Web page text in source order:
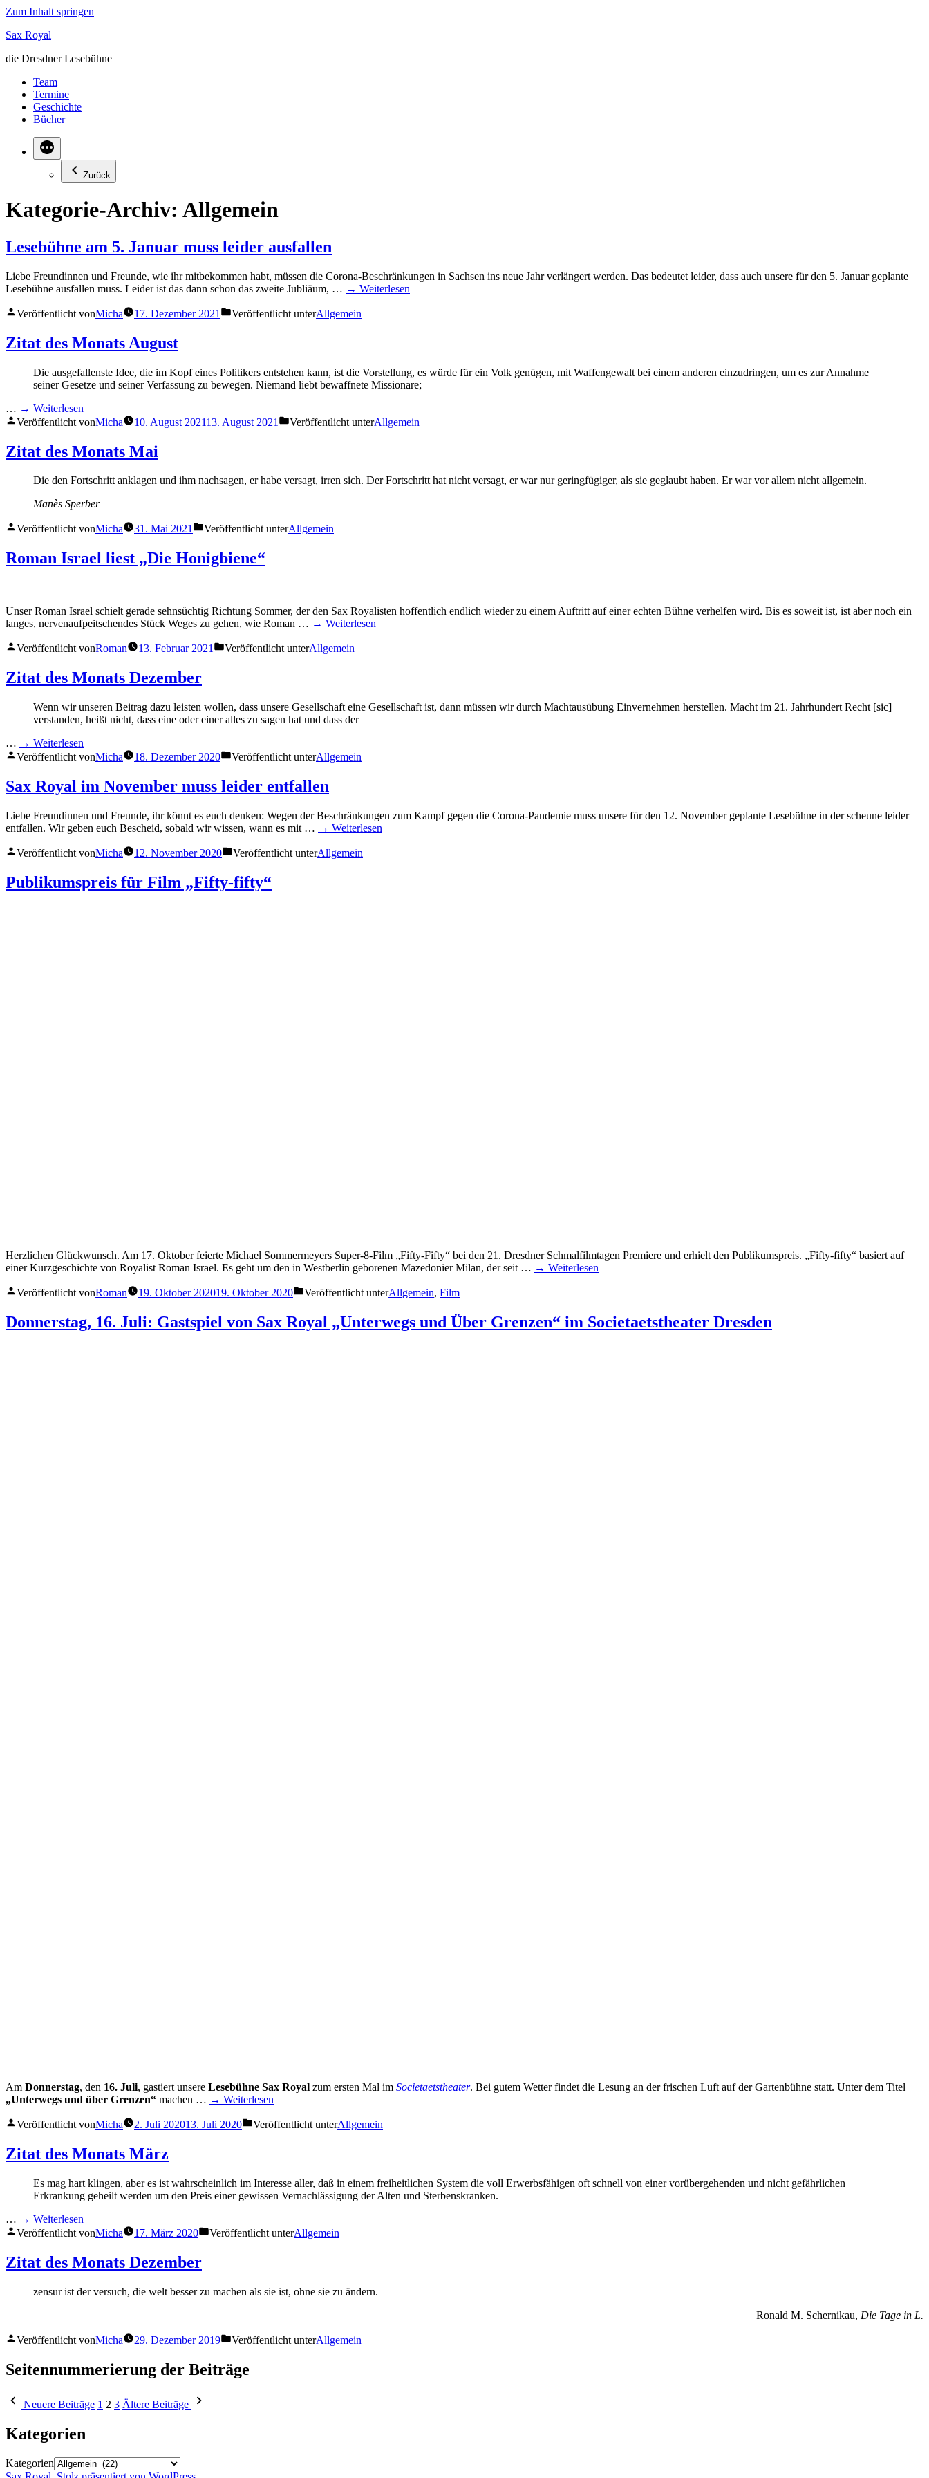
Zum Inhalt springen
Sax Royal
die Dresdner Lesebühne
Team
Termine
Geschichte
Bücher
Zurück
Kategorie-Archiv: Allgemein
Lesebühne am 5. Januar muss leider ausfallen
Liebe Freundinnen und Freunde, wie ihr mitbekommen habt, müssen die Corona-Beschränkungen in Sachsen ins neue Jahr verlängert werden. Das bedeutet leider, dass auch unsere für den 5. Januar geplante
Lesebühne ausfallen muss. Leider ist das dann schon das zweite Jubliäum, … → Weiterlesen
Veröffentlicht vonMicha 17. Dezember 2021 Veröffentlicht unterAllgemein
Zitat des Monats August
Die ausgefallenste Idee, die im Kopf eines Politikers entstehen kann, ist die Vorstellung, es würde für ein Volk genügen, mit Waffengewalt bei einem anderen einzudringen, um es zur Annahme
seiner Gesetze und seiner Verfassung zu bewegen. Niemand liebt bewaffnete Missionare;
… → Weiterlesen
Veröffentlicht vonMicha 10. August 202113. August 2021 Veröffentlicht unterAllgemein
Zitat des Monats Mai
Die den Fortschritt anklagen und ihm nachsagen, er habe versagt, irren sich. Der Fortschritt hat nicht versagt, er war nur geringfügiger, als sie geglaubt haben. Er war vor allem nicht allgemein.
Manès Sperber
Veröffentlicht vonMicha 31. Mai 2021 Veröffentlicht unterAllgemein
Roman Israel liest „Die Honigbiene“
Unser Roman Israel schielt gerade sehnsüchtig Richtung Sommer, der den Sax Royalisten hoffentlich endlich wieder zu einem Auftritt auf einer echten Bühne verhelfen wird. Bis es soweit ist, ist aber noch ein
langes, nervenaufpeitschendes Stück Weges zu gehen, wie Roman … → Weiterlesen
Veröffentlicht vonRoman 13. Februar 2021 Veröffentlicht unterAllgemein
Zitat des Monats Dezember
Wenn wir unseren Beitrag dazu leisten wollen, dass unsere Gesellschaft eine Gesellschaft ist, dann müssen wir durch Machtausübung Einvernehmen herstellen. Macht im 21. Jahrhundert Recht [sic]
verstanden, heißt nicht, dass eine oder einer alles zu sagen hat und dass der
… → Weiterlesen
Veröffentlicht vonMicha 18. Dezember 2020 Veröffentlicht unterAllgemein
Sax Royal im November muss leider entfallen
Liebe Freundinnen und Freunde, ihr könnt es euch denken: Wegen der Beschränkungen zum Kampf gegen die Corona-Pandemie muss unsere für den 12. November geplante Lesebühne in der scheune leider
entfallen. Wir geben euch Bescheid, sobald wir wissen, wann es mit … → Weiterlesen
Veröffentlicht vonMicha 12. November 2020 Veröffentlicht unterAllgemein
Publikumspreis für Film „Fifty-fifty“
Herzlichen Glückwunsch. Am 17. Oktober feierte Michael Sommermeyers Super-8-Film „Fifty-Fifty“ bei den 21. Dresdner Schmalfilmtagen Premiere und erhielt den Publikumspreis. „Fifty-fifty“ basiert auf
einer Kurzgeschichte von Royalist Roman Israel. Es geht um den in Westberlin geborenen Mazedonier Milan, der seit … → Weiterlesen
Veröffentlicht vonRoman 19. Oktober 202019. Oktober 2020 Veröffentlicht unterAllgemein, Film
Donnerstag, 16. Juli: Gastspiel von Sax Royal „Unterwegs und Über Grenzen“ im Societaetstheater Dresden
Am Donnerstag, den 16. Juli, gastiert unsere Lesebühne Sax Royal zum ersten Mal im Societaetstheater. Bei gutem Wetter findet die Lesung an der frischen Luft auf der Gartenbühne statt. Unter dem Titel
„Unterwegs und über Grenzen“ machen … → Weiterlesen
Veröffentlicht vonMicha 2. Juli 202013. Juli 2020 Veröffentlicht unterAllgemein
Zitat des Monats März
Es mag hart klingen, aber es ist wahrscheinlich im Interesse aller, daß in einem freiheitlichen System die voll Erwerbsfähigen oft schnell von einer vorübergehenden und nicht gefährlichen
Erkrankung geheilt werden um den Preis einer gewissen Vernachlässigung der Alten und Sterbenskranken.
… → Weiterlesen
Veröffentlicht vonMicha 17. März 2020 Veröffentlicht unterAllgemein
Zitat des Monats Dezember
zensur ist der versuch, die welt besser zu machen als sie ist, ohne sie zu ändern.
Ronald M. Schernikau, Die Tage in L.
Veröffentlicht vonMicha 29. Dezember 2019 Veröffentlicht unterAllgemein
Seitennummerierung der Beiträge
Neuere Beiträge 1 2 3 Ältere Beiträge
Kategorien
Kategorien